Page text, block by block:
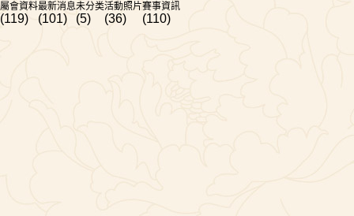
屬會資料
(119)
最新消息
(101)
未分类
(5)
活動照片
(36)
賽事資訊
(110)